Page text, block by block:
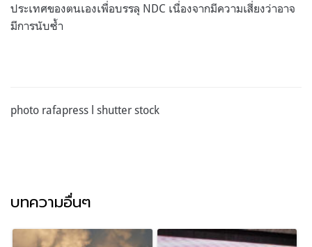
ประเทศของตนเองเพื่อบรรลุ NDC เนื่องจากมีความเสี่ยงว่าอาจ
มีการนับซ้ำ
photo rafapress l shutter stock
บทความอื่นๆ